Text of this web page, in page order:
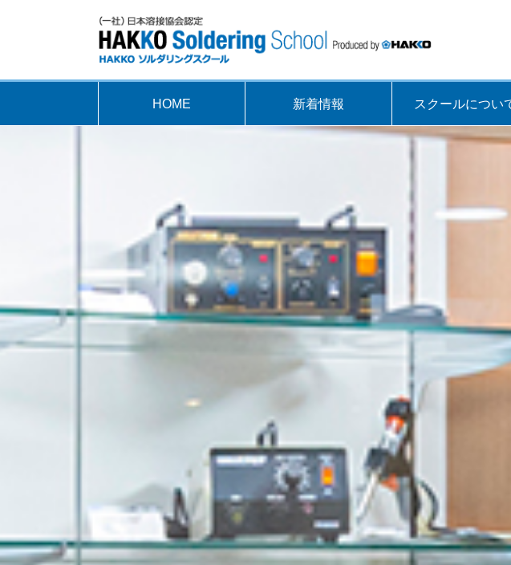
HOME 新着情報 スクールについ